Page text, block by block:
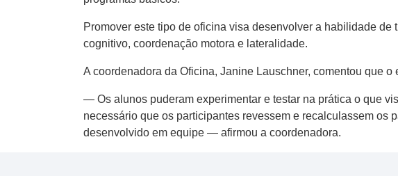
Promover este tipo de oficina visa desenvolver a habilidade
cognitivo, coordenação motora e lateralidade.
A coordenadora da Oficina, Janine Lauschner, comentou que
— Os alunos puderam experimentar e testar na prática o que
necessário que os participantes revessem e recalculassem os
desenvolvido em equipe — afirmou a coordenadora.